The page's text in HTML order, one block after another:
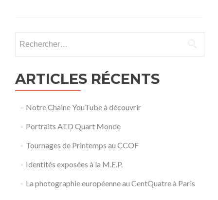
ARTICLES RÉCENTS
Notre Chaine YouTube à découvrir
Portraits ATD Quart Monde
Tournages de Printemps au CCOF
Identités exposées à la M.E.P.
La photographie européenne au CentQuatre à Paris